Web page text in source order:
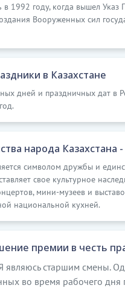
в 1992 году, когда вышел Указ
Вооруженных сил
в Казахстане
дней и праздничных дат в
народа Казахстана
символом дружбы и
свое культурное
мини-музеев и
национальной кухней.
премии в честь
являюсь старшим смены.
во время рабочего дня